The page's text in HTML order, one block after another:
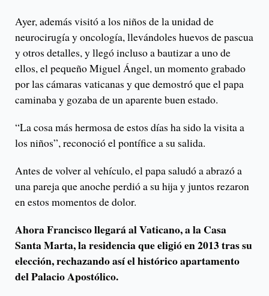
Ayer, además visitó a los niños de la unidad de
neurocirugía y oncología, llevándoles huevos de pascua
y otros detalles, y llegó incluso a bautizar a uno de
ellos, el pequeño Miguel Ángel, un momento grabado
por las cámaras vaticanas y que demostró que el papa
caminaba y gozaba de un aparente buen estado.
“La cosa más hermosa de estos días ha sido la visita a
los niños”, reconoció el pontífice a su salida.
Antes de volver al vehículo, el papa saludó a abrazó a
una pareja que anoche perdió a su hija y juntos rezaron
en estos momentos de dolor.
Ahora Francisco llegará al Vaticano, a la Casa
Santa Marta, la residencia que eligió en 2013 tras su
elección, rechazando así el histórico apartamento
del Palacio Apostólico.